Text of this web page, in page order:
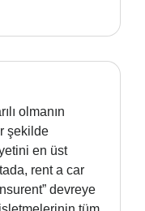
olmanın
şekilde
en üst
rent a car
devreye